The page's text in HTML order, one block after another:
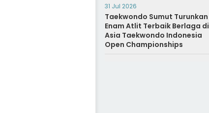
31 Jul 2026
Taekwondo Sumut Turunkan
Enam Atlit Terbaik Berlaga di
Asia Taekwondo Indonesia
Open Championships